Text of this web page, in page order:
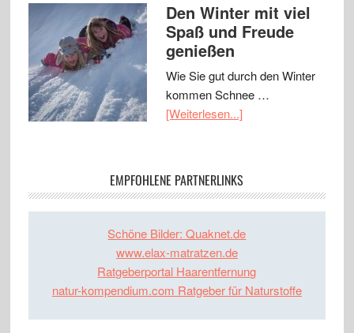
Den Winter mit viel
Spaß und Freude
genießen
Wie Sie gut durch den Winter
kommen Schnee …
[Weiterlesen...]
EMPFOHLENE PARTNERLINKS
Schöne Bilder: Quaknet.de
www.elax-matratzen.de
Ratgeberportal Haarentfernung
natur-kompendium.com Ratgeber für Naturstoffe